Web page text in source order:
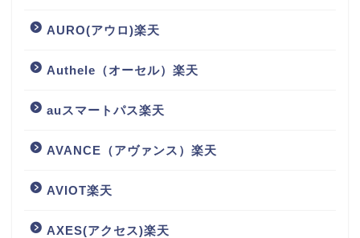
AURO(アウロ)楽天
Authele（オーセル）楽天
auスマートパス楽天
AVANCE（アヴァンス）楽天
AVIOT楽天
AXES(アクセス)楽天